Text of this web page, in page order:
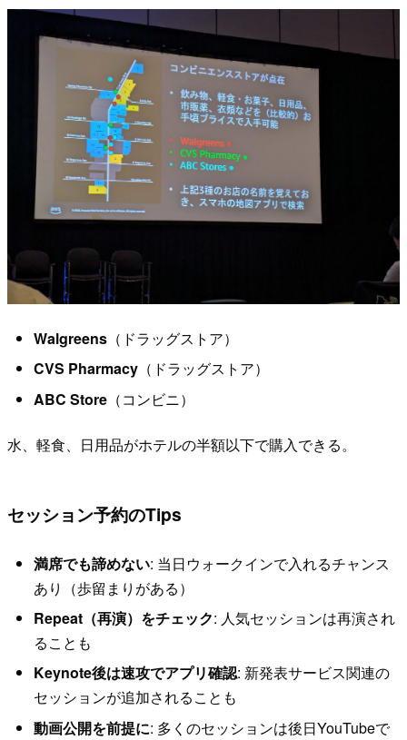
Walgreens（ドラッグストア）
CVS Pharmacy（ドラッグストア）
ABC Store（コンビニ）
水、軽食、日用品がホテルの半額以下で購入できる。
セッション予約のTips
満席でも諦めない: 当日ウォークインで入れるチャンス
あり（歩留まりがある）
Repeat（再演）をチェック: 人気セッションは再演され
ることも
Keynote後は速攻でアプリ確認: 新発表サービス関連の
セッションが追加されることも
動画公開を前提に: 多くのセッションは後日YouTubeで